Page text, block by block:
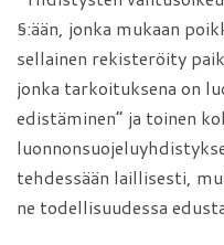
§:ään, jonka mukaan
sellainen rekisteröity
jonka tarkoituksena on
edistäminen” ja toinen
tehdessään laillisesti,
ne todellisuudessa